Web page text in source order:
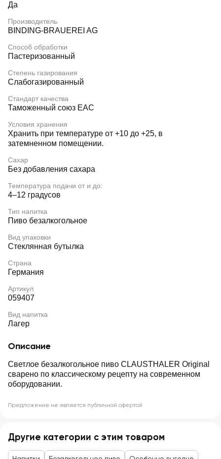
Да
Производитель
BINDING-BRAUEREI AG
Способ обработки
Пастеризованный
Степень газирования
Слабогазированный
Стандарт качества
Таможенный союз EAC
Условия хранения
Хранить при температуре от +10 до +25, в
затемненном помещении.
Сахар
Без добавления сахара
Температура подачи от и до:
4–12 градусов
Тип напитка
Пиво безалкогольное
Вид упаковки
Стеклянная бутылка
Страна
Германия
Артикул
059407
Вид напитка
Лагер
Описание
Светлое безалкогольное пиво CLAUSTHALER Original
сварено по классическому рецепту на современном
оборудовании.
Предложение не является публичной офертой
Другие категории с этим товаром